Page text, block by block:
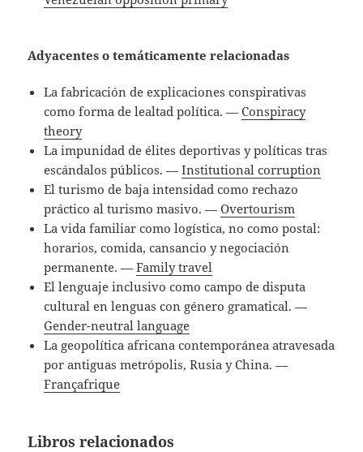
Adyacentes o temáticamente relacionadas
La fabricación de explicaciones conspirativas
como forma de lealtad política. —Conspiracy
theory
La impunidad de élites deportivas y políticas tras
escándalos públicos. —Institutional corruption
El turismo de baja intensidad como rechazo
práctico al turismo masivo. —Overtourism
La vida familiar como logística, no como postal:
horarios, comida, cansancio y negociación
permanente. —Family travel
El lenguaje inclusivo como campo de disputa
cultural en lenguas con género gramatical. —
Gender-neutral language
La geopolítica africana contemporánea atravesada
por antiguas metrópolis, Rusia y China. —
Françafrique
Libros relacionados